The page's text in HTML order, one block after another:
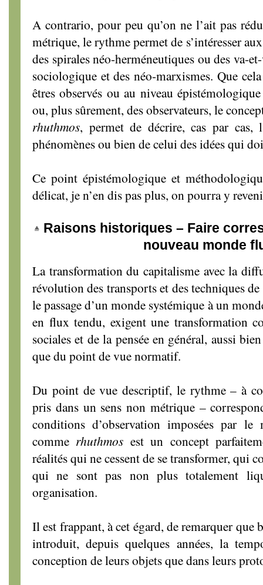
A contrario, pour peu qu’on ne l’ait pas
métrique, le rythme permet de s’intéresser
des spirales néo-herméneutiques ou des va-
sociologique et des néo-marxismes. Que
êtres observés ou au niveau
ou, plus sûrement, des observateurs, le
rhuthmos, permet de décrire, cas par cas,
phénomènes ou bien de celui des idées qui
Ce point épistémologique et
délicat, je n’en dis pas plus, on pourra y
Raisons historiques – Faire
nouveau monde
La transformation du capitalisme avec la
révolution des transports et des techniques
le passage d’un monde systémique à un
en flux tendu, exigent une transformation
sociales et de la pensée en général, aussi
que du point de vue normatif.
Du point de vue descriptif, le rythme – à
pris dans un sens non métrique –
conditions d’observation imposées par
comme rhuthmos est un concept
réalités qui ne cessent de se transformer, qui
qui ne sont pas non plus totalement
organisation.
Il est frappant, à cet égard, de remarquer que
introduit, depuis quelques années, la
conception de leurs objets que dans leurs